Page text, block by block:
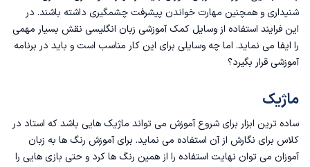
فواید استفاده از وسایل کمک آموزشی
مزایای ابزار کمک آموزشی
وسایل کمک آموزشی زبان انگلیسی در آموزشگاه ملل چیست؟
انواع وسایل کمک آموزشی زبان انگلیسی برای کودکان در ملل
شنیداری و همچنین مهارت خواندن پیشرفت چشمگیری داشته باشند‌. در
این فرایند استفاده از وسایل کمک آموزشی زبان انگلیسی نقش بسیار مهمی
را ایفا می نماید. اما چه وسایلی برای این کار مناسب است و باید در برنامه
آموزشی قرار بگیرد؟
ماژیک
ساده ترین ابزار برای شروع آموزش می تواند ماژیک هایی باشد که استاد در
کلاس برای نگارش از آن استفاده می نماید. برای آموزش رنگ‌ ها به زبان
آموزان می توان نهایت استفاده را از همین رنگ‌ ها کرد و حتی بازی هایی را